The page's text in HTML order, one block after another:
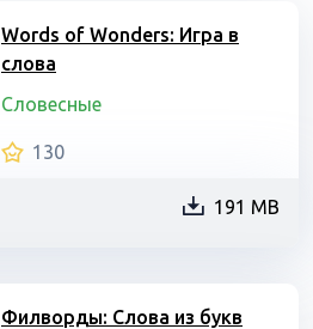
Words of Wonders: Игра в
слова
Словесные
130
191 MB
Филворды: Слова из букв